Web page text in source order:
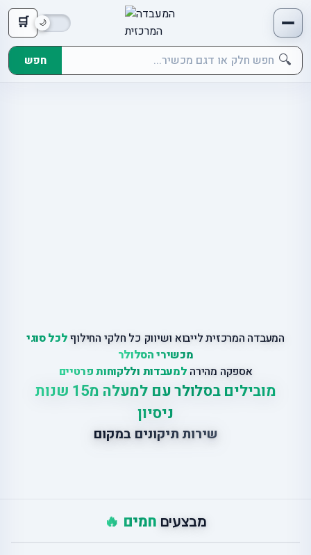
🛒
🔍 חפש
המעבדה המרכזית לייבוא ושיווק כל חלקי החילוףלכל סוגי
מכשירי הסלולר
אספקה מהירה למעבדות וללקוחות פרטיים
מובילים בסלולר עם למעלה מ15 שנות
ניסיון
שירות תיקונים במקום
מבצעים חמים 🔥